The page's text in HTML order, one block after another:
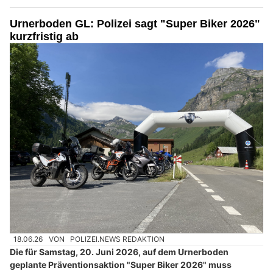
Urnerboden GL: Polizei sagt "Super Biker 2026"
kurzfristig ab
18.06.26 VON POLIZEI.NEWS REDAKTION
Die für Samstag, 20. Juni 2026, auf dem Urnerboden
geplante Präventionsaktion "Super Biker 2026" muss